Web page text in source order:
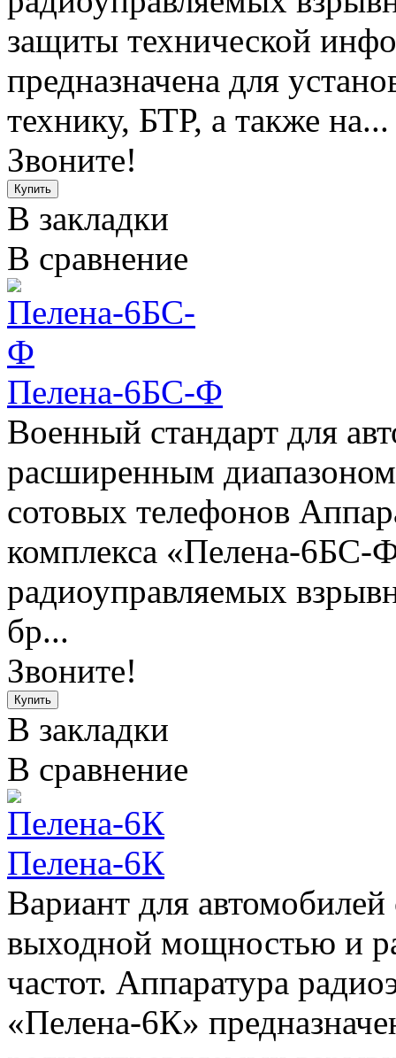
защиты технической
предназначена для
технику, БТР, а также на...
Звоните!
В закладки
В сравнение
Пелена-6БС-Ф
Военный стандарт для
расширенным
сотовых телефонов
комплекса «Пелена-6БС-
радиоуправляемых
бр...
Звоните!
В закладки
В сравнение
Пелена-6К
Вариант для
выходной мощностью и
частот. Аппаратура
«Пелена-6К»